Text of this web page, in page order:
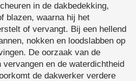
in de dakbedekking,
blazen, waarna hij het
of vervangt. Bij een hellend
nokken en loodslabben op
De oorzaak van de
vervangen en de waterdichtheid
de dakwerker verdere